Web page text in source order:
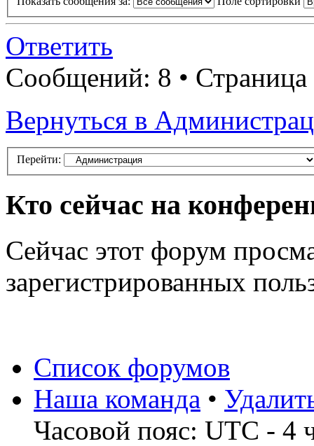
Ответить
Сообщений: 8 • Страница
Вернуться в
Перейти:
Кто сейчас на
Сейчас этот форум
зарегистрированных
Список форумов
Наша команда •
Часовой пояс: UTC - 4